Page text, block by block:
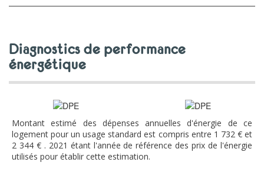
diagnostics de performance
énergétique
Montant estimé des dépenses annuelles d'énergie de ce
logement pour un usage standard est compris entre 1 732 € et
2 344 € . 2021 étant l'année de référence des prix de l'énergie
utilisés pour établir cette estimation.